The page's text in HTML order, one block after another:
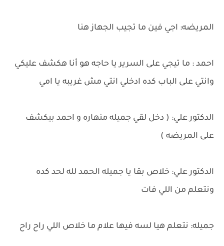
المريضه: اجي فين ما تجيب الجهاز هنا
احمد : ما تيجي على السرير يا حاجه هو أنا هكشف عليكي
وانتي على الباب كده ادخلي انتي مش غريبه يا امي
الدكتور علي: ( دخل لقي جميله منهاره و احمد بيكشف
على المريضه )
الدكتور علي: خلاص بقا يا جميله الحمد لله لحد كده
ونتعلم من اللي فات
جميله: نتعلم هيا لسه فيها علام ما خلاص اللي راح راح